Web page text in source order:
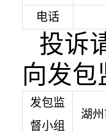
电话
投诉
向发
发包监
督小组
湖